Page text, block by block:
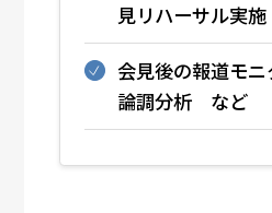
見リハーサル実施
会見後の報道モ
論調分析 など